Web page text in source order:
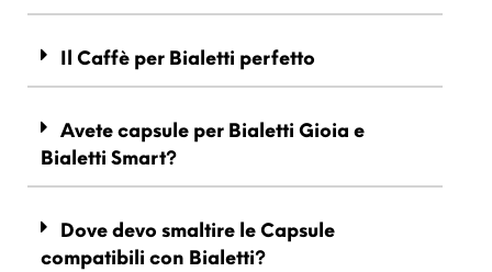
Il Caffè per Bialetti perfetto
Avete capsule per Bialetti Gioia e
Bialetti Smart?
Dove devo smaltire le Capsule
compatibili con Bialetti?